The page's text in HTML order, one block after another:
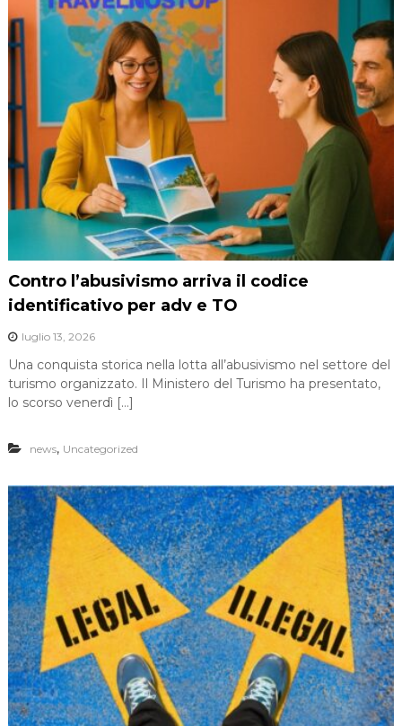
Contro l’abusivismo arriva il codice
identificativo per adv e TO
luglio 13, 2026
Una conquista storica nella lotta all’abusivismo nel settore del
turismo organizzato. Il Ministero del Turismo ha presentato,
lo scorso venerdì […]
news, Uncategorized